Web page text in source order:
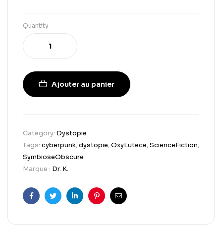
Quantity
Ajouter au panier
Category: Dystopie
Tags: cyberpunk,dystopie,OxyLutece,ScienceFiction,
SymbioseObscure
Marque : Dr. K.
FacebookTwitterLinkedinPinterestEmail